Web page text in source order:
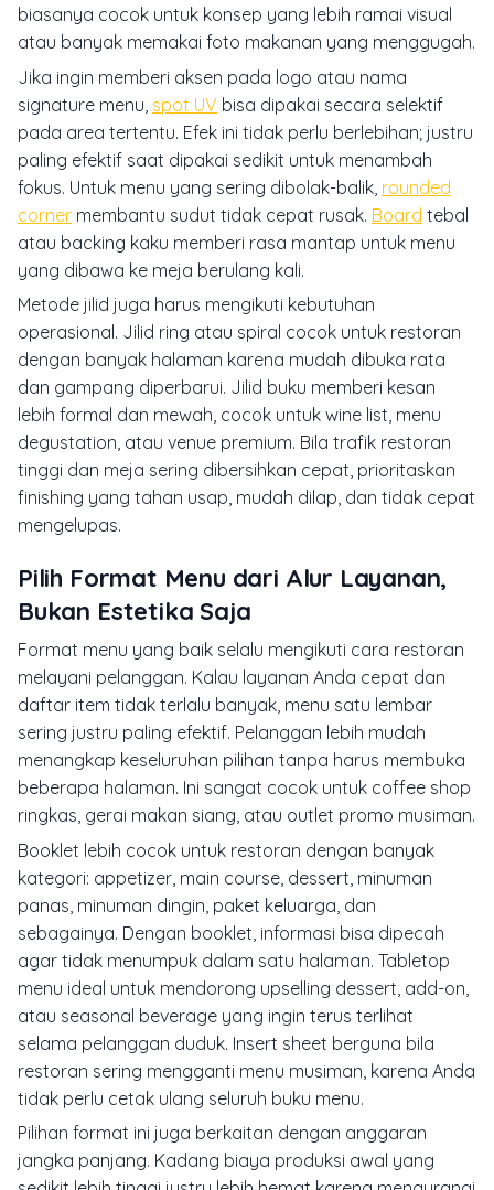
biasanya cocok untuk konsep yang lebih ramai visual
atau banyak memakai foto makanan yang menggugah.
Jika ingin memberi aksen pada logo atau nama
signature menu, spot UV bisa dipakai secara selektif
pada area tertentu. Efek ini tidak perlu berlebihan; justru
paling efektif saat dipakai sedikit untuk menambah
fokus. Untuk menu yang sering dibolak-balik, rounded
corner membantu sudut tidak cepat rusak. Board tebal
atau backing kaku memberi rasa mantap untuk menu
yang dibawa ke meja berulang kali.
Metode jilid juga harus mengikuti kebutuhan
operasional. Jilid ring atau spiral cocok untuk restoran
dengan banyak halaman karena mudah dibuka rata
dan gampang diperbarui. Jilid buku memberi kesan
lebih formal dan mewah, cocok untuk wine list, menu
degustation, atau venue premium. Bila trafik restoran
tinggi dan meja sering dibersihkan cepat, prioritaskan
finishing yang tahan usap, mudah dilap, dan tidak cepat
mengelupas.
Pilih Format Menu dari Alur Layanan,
Bukan Estetika Saja
Format menu yang baik selalu mengikuti cara restoran
melayani pelanggan. Kalau layanan Anda cepat dan
daftar item tidak terlalu banyak, menu satu lembar
sering justru paling efektif. Pelanggan lebih mudah
menangkap keseluruhan pilihan tanpa harus membuka
beberapa halaman. Ini sangat cocok untuk coffee shop
ringkas, gerai makan siang, atau outlet promo musiman.
Booklet lebih cocok untuk restoran dengan banyak
kategori: appetizer, main course, dessert, minuman
panas, minuman dingin, paket keluarga, dan
sebagainya. Dengan booklet, informasi bisa dipecah
agar tidak menumpuk dalam satu halaman. Tabletop
menu ideal untuk mendorong upselling dessert, add-on,
atau seasonal beverage yang ingin terus terlihat
selama pelanggan duduk. Insert sheet berguna bila
restoran sering mengganti menu musiman, karena Anda
tidak perlu cetak ulang seluruh buku menu.
Pilihan format ini juga berkaitan dengan anggaran
jangka panjang. Kadang biaya produksi awal yang